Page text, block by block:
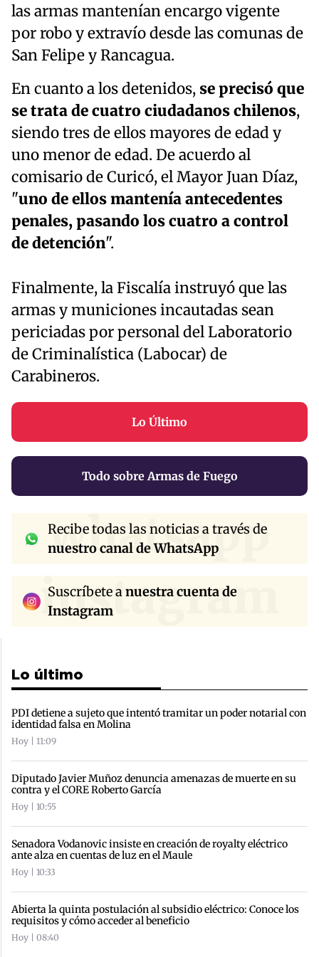
las armas mantenían encargo vigente
por robo y extravío desde las comunas de
San Felipe y Rancagua.
En cuanto a los detenidos, se precisó que
se trata de cuatro ciudadanos chilenos,
siendo tres de ellos mayores de edad y
uno menor de edad. De acuerdo al
comisario de Curicó, el Mayor Juan Díaz,
"uno de ellos mantenía antecedentes
penales, pasando los cuatro a control
de detención".
Finalmente, la Fiscalía instruyó que las
armas y municiones incautadas sean
periciadas por personal del Laboratorio
de Criminalística (Labocar) de
Carabineros.
Lo Último
Todo sobre Armas de Fuego
whatsapp
Recibe todas las noticias a través de
nuestro canal de WhatsApp
instagram
Suscríbete anuestra cuenta de
Instagram
Lo último
PDI detiene a sujeto que intentó tramitar un poder notarial con
identidad falsa en Molina
Hoy | 11:09
Diputado Javier Muñoz denuncia amenazas de muerte en su
contra y el CORE Roberto García
Hoy | 10:55
Senadora Vodanovic insiste en creación de royalty eléctrico
ante alza en cuentas de luz en el Maule
Hoy | 10:33
Abierta la quinta postulación al subsidio eléctrico: Conoce los
requisitos y cómo acceder al beneficio
Hoy | 08:40